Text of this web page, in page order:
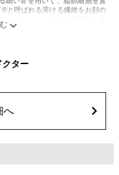
と呼ばれる溶ける繊維をお顔の
内側から引き上げて固定しま
ます。また、稀に貧血、細菌感
つき、硬結、瘢痕化、色素沈
円(税込)
クター
へ